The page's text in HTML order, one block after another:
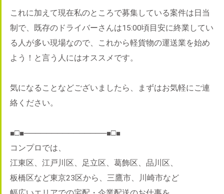
これに加えて現在私のところで募集している案件は日当
制で、既存のドライバーさんは15:00頃目安に終業してい
る人が多い現場なので、これから軽貨物の運送業を始め
よう！と言う人にはオススメです。
気になることなどございましたら、まずはお気軽にご連
絡ください。
■□■───────────────■□■
コンプロでは、
江東区、江戸川区、足立区、葛飾区、品川区、
板橋区など東京23区から、三鷹市、川崎市など